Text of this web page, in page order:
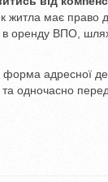
має право
оренду ВПО,
адресної
одночасно